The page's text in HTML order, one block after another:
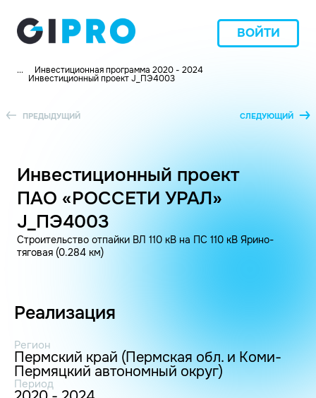
ВОЙТИ
... Инвестиционная программа 2020 - 2024
Инвестиционный проект J_ПЭ4003
ПРЕДЫДУЩИЙ СЛЕДУЮЩИЙ
Инвестиционный проект
ПАО «РОССЕТИ УРАЛ»
J_ПЭ4003
Строительство отпайки ВЛ 110 кВ на ПС 110 кВ Ярино-
тяговая (0.284 км)
Реализация
Регион
Пермский край (Пермская обл. и Коми-
Пермяцкий автономный округ)
Период